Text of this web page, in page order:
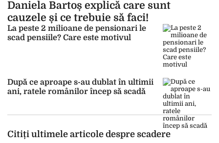
Daniela Bartoș explică care sunt
cauzele și ce trebuie să faci!
La peste 2 milioane de pensionari le
scad pensiile? Care este motivul
După ce aproape s-au dublat în ultimii
ani, ratele românilor încep să scadă
Citiți ultimele articole despre scadere